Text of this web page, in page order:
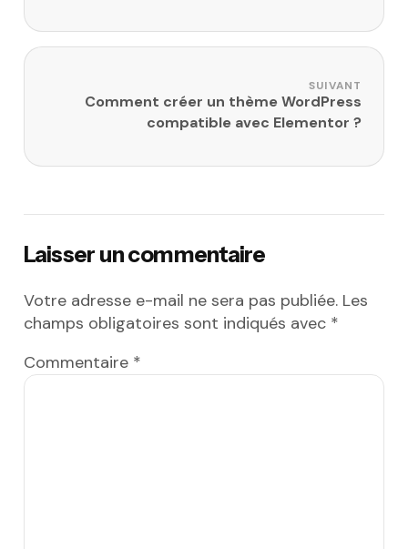
SUIVANT
Comment créer un thème WordPress
compatible avec Elementor ?
Laisser un commentaire
Votre adresse e-mail ne sera pas publiée. Les
champs obligatoires sont indiqués avec *
Commentaire *